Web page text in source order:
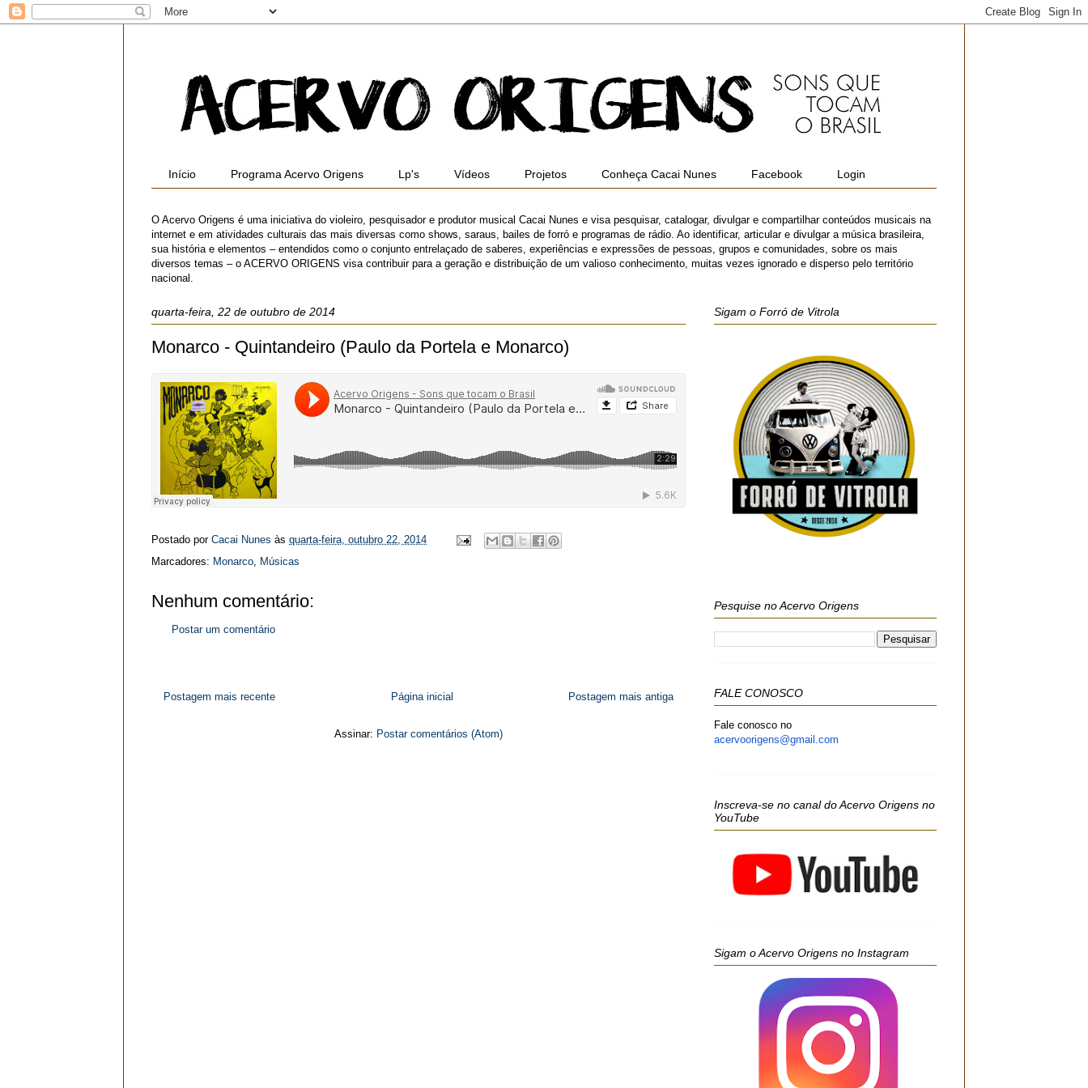
Início Programa Acervo Origens Lp's Vídeos Projetos Conheça Cacai Nunes Facebook Login
O Acervo Origens é uma iniciativa do violeiro, pesquisador e produtor musical Cacai Nunes e visa pesquisar, catalogar, divulgar e compartilhar conteúdos musicais na
internet e em atividades culturais das mais diversas como shows, saraus, bailes de forró e programas de rádio. Ao identificar, articular e divulgar a música brasileira,
sua história e elementos – entendidos como o conjunto entrelaçado de saberes, experiências e expressões de pessoas, grupos e comunidades, sobre os mais
diversos temas – o ACERVO ORIGENS visa contribuir para a geração e distribuição de um valioso conhecimento, muitas vezes ignorado e disperso pelo território
nacional.
quarta-feira, 22 de outubro de 2014
Monarco - Quintandeiro (Paulo da Portela e Monarco)
Postado por Cacai Nunes às quarta-feira, outubro 22, 2014
Marcadores: Monarco, Músicas
Nenhum comentário:
Postar um comentário
Postagem mais recente Postagem mais antiga
Página inicial
Assinar: Postar comentários (Atom)
Sigam o Forró de Vitrola
Pesquise no Acervo Origens
FALE CONOSCO
Fale conosco no
acervoorigens@gmail.com
Inscreva-se no canal do Acervo Origens no
YouTube
Sigam o Acervo Origens no Instagram